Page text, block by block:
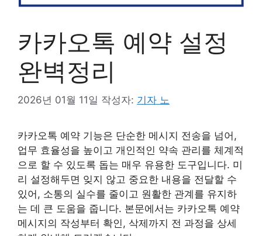
카카오톡 예약 설정
완벽정리
2026년 01월 11일 작성자: 기자 노
카카오톡 예약 기능은 단순한 메시지 전송을 넘어,
업무 효율성을 높이고 개인적인 약속 관리를 체계적
으로 할 수 있도록 돕는 매우 유용한 도구입니다. 미
리 설정해두면 잊지 않고 중요한 내용을 전달할 수
있어, 소통의 실수를 줄이고 원활한 관계를 유지하
는 데 큰 도움을 줍니다. 본문에서는 카카오톡 예약
메시지의 작성부터 확인, 삭제까지 전 과정을 상세